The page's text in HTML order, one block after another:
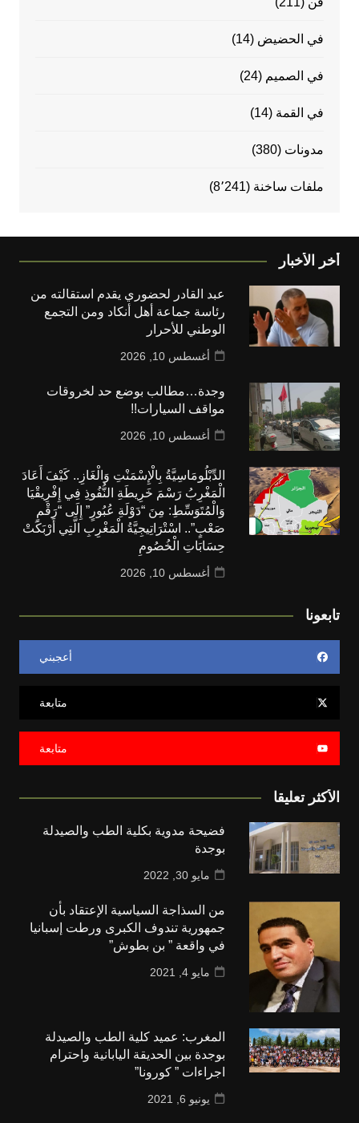
في الحضيض (14)
في الصميم (24)
في القمة (14)
مدونات (380)
ملفات ساخنة (8٬241)
أخر الأخبار
عبد القادر لحضوري يقدم استقالته من
رئاسة جماعة أهل أنكاد ومن التجمع
الوطني للأحرار
أغسطس 10, 2026
وجدة…مطالب بوضع حد لخروقات
مواقف السيارات!!
أغسطس 10, 2026
الدِّبْلُومَاسِيَّةُ بِالْإِسْمَنْتِ وَالْغَازِ.. كَيْفَ أَعَادَ
الْمَغْرِبُ رَسْمَ خَرِيطَةِ النُّفُوذِ فِي إِفْرِيقْيَا
وَالْمُتَوَسِّطِ: مِنَ “دَوْلَةِ عُبُورٍ” إِلَى “رَقْمٍ
صَعْبٍ”.. اسْتْرَاتِيجِيَّةُ الْمَغْرِبِ الَّتِي أَرْبَكَتْ
حِسَابَاتِ الْخُصُومِ
أغسطس 10, 2026
تابعونا
أعجبني
متابعة
متابعة
الأكثر تعليقا
فضيحة مدوية بكلية الطب والصيدلة
بوجدة
مايو 30, 2022
من السذاجة السياسية الإعتقاد بأن
جمهورية تندوف الكبرى ورطت إسبانيا
في واقعة ” بن بطوش”
مايو 4, 2021
المغرب: عميد كلية الطب والصيدلة
بوجدة بين الحديقة اليابانية واحترام
اجراءات ” كورونا”
يونيو 6, 2021